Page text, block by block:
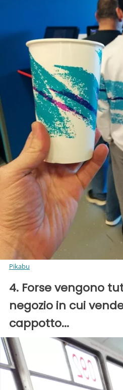
Pikabu
4. Forse vengono
negozio in cui
cappotto...